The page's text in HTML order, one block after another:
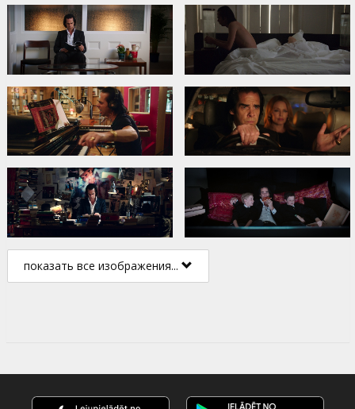
показать все изображения...